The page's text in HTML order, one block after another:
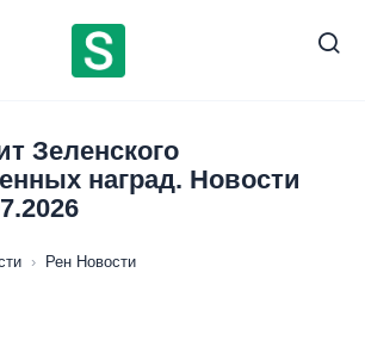
Зеленского
наград. Новости
› Рен Новости